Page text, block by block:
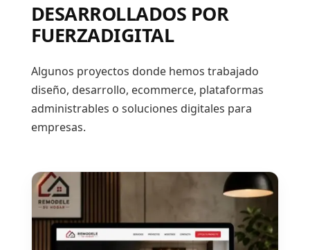
DESARROLLADOS POR
FUERZADIGITAL
Algunos proyectos donde hemos trabajado
diseño, desarrollo, ecommerce, plataformas
administrables o soluciones digitales para
empresas.